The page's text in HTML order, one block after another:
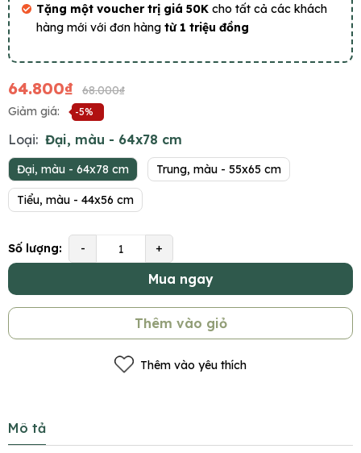
Tặng một voucher trị giá 50K cho tất cả các khách
hàng mới với đơn hàng từ 1 triệu đồng
64.800₫
68.000₫
Giảm giá:
-5%
Loại: Đại, màu - 64x78 cm
Đại, màu - 64x78 cm Trung, màu - 55x65 cm
Tiểu, màu - 44x56 cm
Số lượng: - +
Mua ngay
Thêm vào giỏ
Thêm vào yêu thích
Mô tả